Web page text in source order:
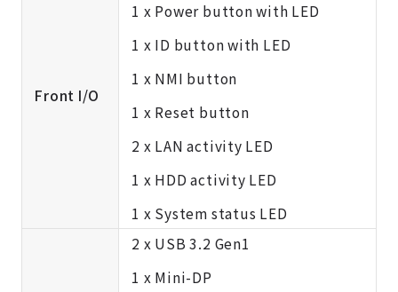
Front I/O
1 x Power button with LED
1 x ID button with LED
1 x NMI button
1 x Reset button
2 x LAN activity LED
1 x HDD activity LED
1 x System status LED
2 x USB 3.2 Gen1
1 x Mini-DP